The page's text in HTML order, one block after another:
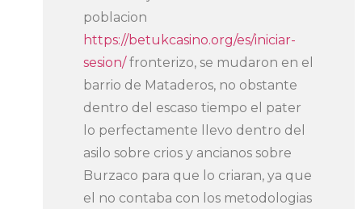
poblacion
https://betukcasino.org/es/iniciar-
sesion/fronterizo, se mudaron en el
barrio de Mataderos, no obstante
dentro del escaso tiempo el pater
lo perfectamente llevo dentro del
asilo sobre crios y ancianos sobre
Burzaco para que lo criaran, ya que
el no contaba con los metodologias